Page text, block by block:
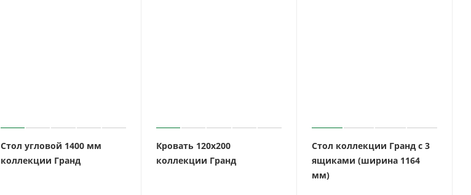
Стол угловой 1400 мм
коллекции Гранд
Кровать 120х200
коллекции Гранд
Стол коллекции Гранд с 3
ящиками (ширина 1164
мм)